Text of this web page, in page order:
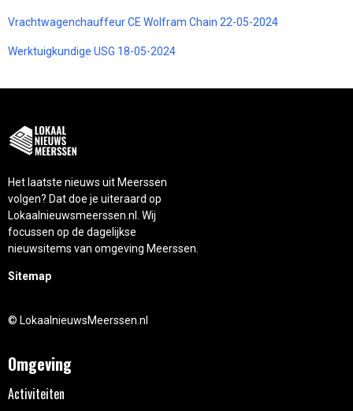
Vrachtwagenchauffeur CE Wolfram Chain 22-05-2024
Werktuigkundige USG 18-05-2024
Het laatste nieuws uit Meerssen
volgen? Dat doe je uiteraard op
Lokaalnieuwsmeerssen.nl. Wij
focussen op de dagelijkse
nieuwsitems van omgeving Meerssen.
Sitemap
© LokaalnieuwsMeerssen.nl
Omgeving
Activiteiten